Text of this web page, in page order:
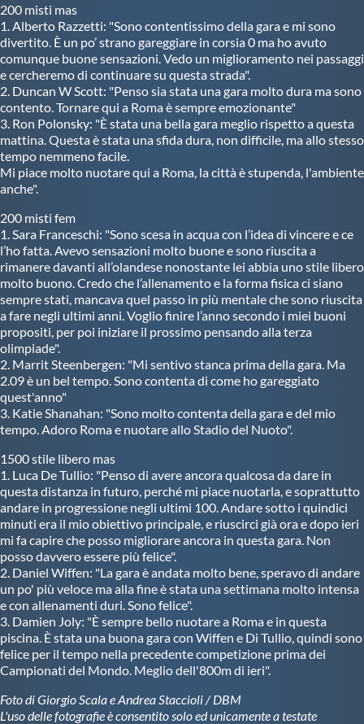
200 misti mas
1. Alberto Razzetti: "Sono contentissimo della gara e mi sono
divertito. È un po’ strano gareggiare in corsia 0 ma ho avuto
comunque buone sensazioni. Vedo un miglioramento nei passaggi
e cercheremo di continuare su questa strada".
2. Duncan W Scott: "Penso sia stata una gara molto dura ma sono
contento. Tornare qui a Roma è sempre emozionante"
3. Ron Polonsky: "È stata una bella gara meglio rispetto a questa
mattina. Questa è stata una sfida dura, non difficile, ma allo stesso
tempo nemmeno facile.
Mi piace molto nuotare qui a Roma, la città è stupenda, l'ambiente
anche".
200 misti fem
1. Sara Franceschi: "Sono scesa in acqua con l’idea di vincere e ce
l’ho fatta. Avevo sensazioni molto buone e sono riuscita a
rimanere davanti all’olandese nonostante lei abbia uno stile libero
molto buono. Credo che l’allenamento e la forma fisica ci siano
sempre stati, mancava quel passo in più mentale che sono riuscita
a fare negli ultimi anni. Voglio finire l’anno secondo i miei buoni
propositi, per poi iniziare il prossimo pensando alla terza
olimpiade".
2. Marrit Steenbergen: "Mi sentivo stanca prima della gara. Ma
2.09 è un bel tempo. Sono contenta di come ho gareggiato
quest'anno"
3. Katie Shanahan: "Sono molto contenta della gara e del mio
tempo. Adoro Roma e nuotare allo Stadio del Nuoto".
1500 stile libero mas
1. Luca De Tullio: "Penso di avere ancora qualcosa da dare in
questa distanza in futuro, perché mi piace nuotarla, e soprattutto
andare in progressione negli ultimi 100. Andare sotto i quindici
minuti era il mio obiettivo principale, e riuscirci già ora e dopo ieri
mi fa capire che posso migliorare ancora in questa gara. Non
posso davvero essere più felice".
2. Daniel Wiffen: "La gara è andata molto bene, speravo di andare
un po' più veloce ma alla fine è stata una settimana molto intensa
e con allenamenti duri. Sono felice".
3. Damien Joly: "È sempre bello nuotare a Roma e in questa
piscina. È stata una buona gara con Wiffen e Di Tullio, quindi sono
felice per il tempo nella precedente competizione prima dei
Campionati del Mondo. Meglio dell'800m di ieri".
Foto di Giorgio Scala e Andrea Staccioli / DBM
L'uso delle fotografie è consentito solo ed unicamente a testate